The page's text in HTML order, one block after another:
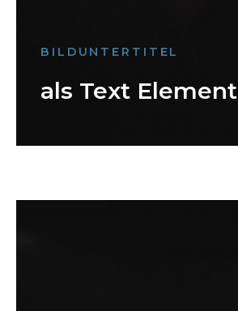
BILDUNTERTITEL
als Text Element